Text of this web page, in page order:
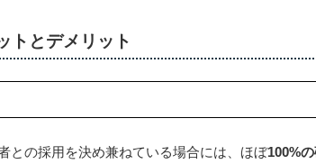
トとデメリット
との採用を決め兼ねている場合には、ほぼ100%